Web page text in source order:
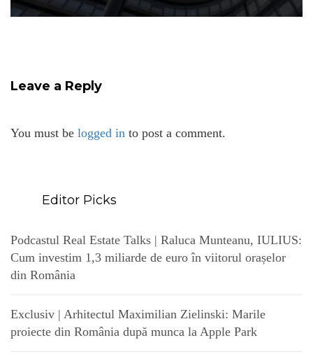
Leave a Reply
You must be logged in to post a comment.
Editor Picks
Podcastul Real Estate Talks | Raluca Munteanu, IULIUS:
Cum investim 1,3 miliarde de euro în viitorul orașelor
din România
Exclusiv | Arhitectul Maximilian Zielinski: Marile
proiecte din România după munca la Apple Park